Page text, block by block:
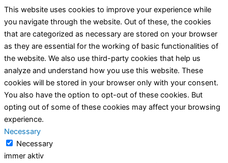
This website uses cookies to improve your experience while
you navigate through the website. Out of these, the cookies
that are categorized as necessary are stored on your browser
as they are essential for the working of basic functionalities of
the website. We also use third-party cookies that help us
analyze and understand how you use this website. These
cookies will be stored in your browser only with your consent.
You also have the option to opt-out of these cookies. But
opting out of some of these cookies may affect your browsing
experience.
Necessary
Necessary
immer aktiv